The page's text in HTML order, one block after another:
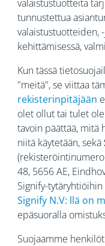
valaistustuotteita
tunnustettua
valaistustuotteiden,
kehittämisessä,
Kun tässä
"meitä", se viittaa
rekisterinpitäjään
olet ollut tai tulet
tavoin päättää, mitä
niitä käytetään, sekä
48, 5656AE,
Signify-tytäryhtiöihin
Signify N.V: llä on
epäsuoralla
Suojaamme